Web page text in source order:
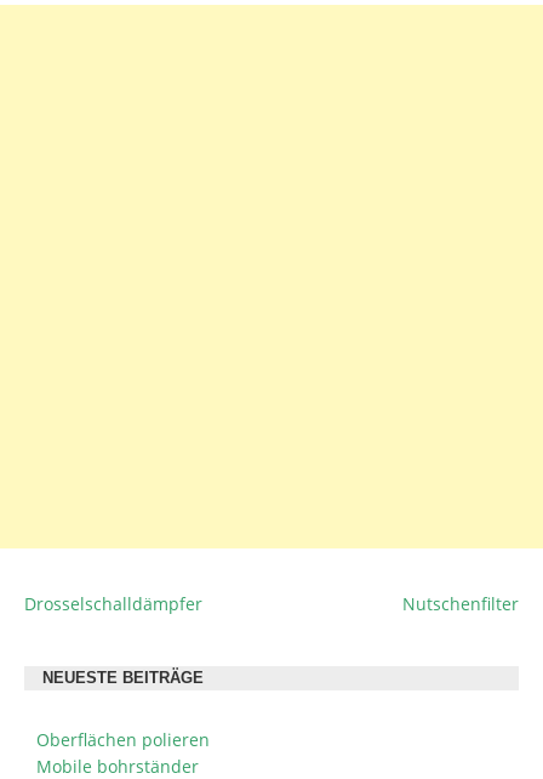
BEITRAGSNAVIGATION
Drosselschalldämpfer Nutschenfilter
NEUESTE BEITRÄGE
Oberflächen polieren
Mobile bohrständer